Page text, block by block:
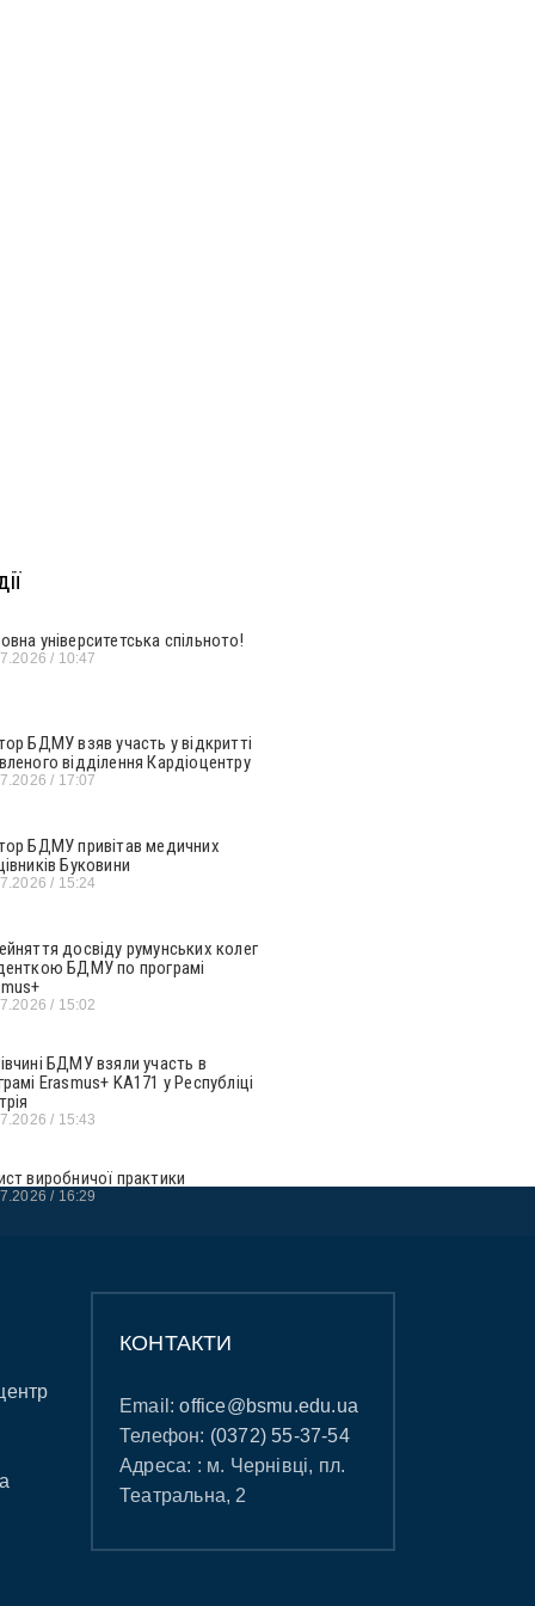
університетська спільното!
10:47
БДМУ взяв участь у відкритті
відділення Кардіоцентру
17:07
БДМУ привітав медичних
Буковини
15:24
досвіду румунських колег
БДМУ по програмі
15:02
БДМУ взяли участь в
Erasmus+ KA171 у Республіці
15:43
виробничої практики
16:29
КОНТАКТИ
Email:office@bsmu.edu.ua
Телефон: (0372) 55-37-54
Адреса: : м. Чернівці, пл.
Театральна, 2